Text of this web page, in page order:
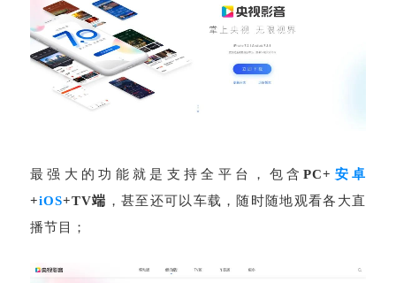
最强大的功能就是支持全平台，包含PC+ 安卓
+iOS+TV端 ，甚至还可以车载，随时随地观看各大直
播节目；